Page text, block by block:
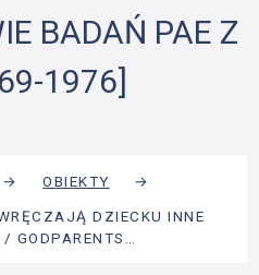
BADAŃ PAE Z
1976]
→ OBIEKTY
→
DZIECKU INNE
GODPARENTS…